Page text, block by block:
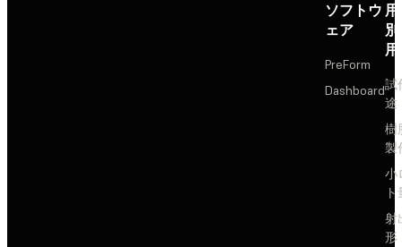
ソフトウ
ェア
PreForm
Dashboard試
途
樹
製
小
射
形